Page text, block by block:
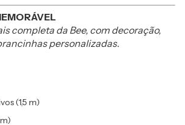
completa da Bee, com decoração,
personalizadas.
(1,5 m)